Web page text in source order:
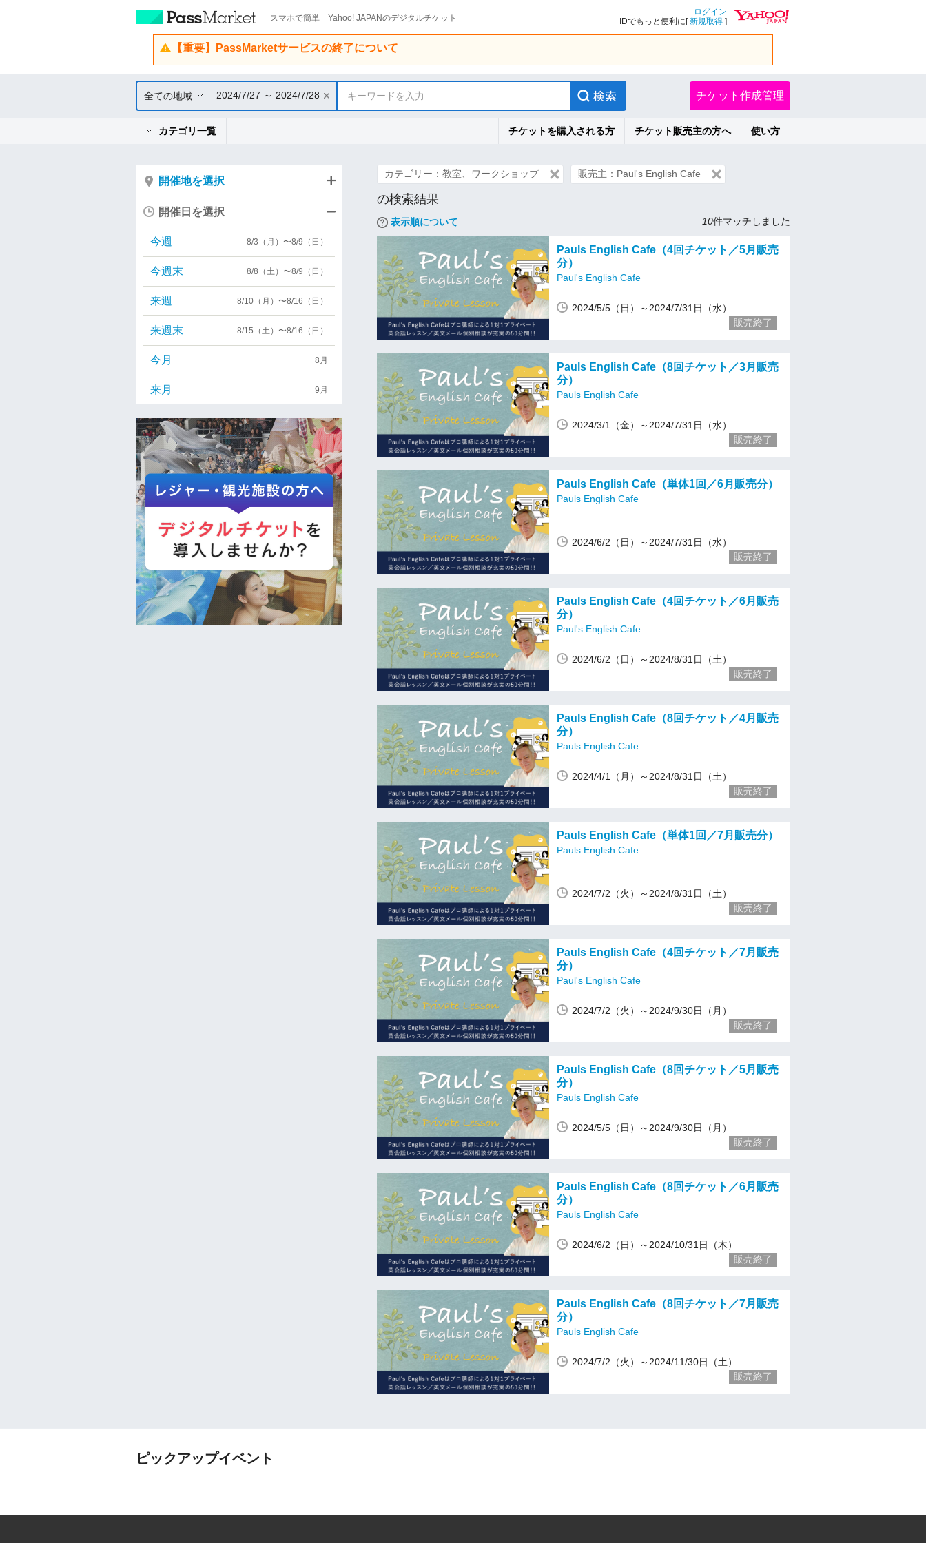
スマホで簡単 Yahoo! JAPANのデジタルチケット
ログイン
IDでもっと便利に[新規取得 ]
【重要】PassMarketサービスの終了について
全ての地域 2024/7/27 ～ 2024/7/28 キーワードを入力 チケット作成管理
カテゴリ一覧 チケットを購入される方 チケット販売主の方へ 使い方
カテゴリー：教室、ワークショップ 販売主：Paul's English Cafe
の検索結果
表示順について 10件マッチしました
Pauls English Cafe（4回チケット／5月販売
分）
Paul's English Cafe
2024/5/5（日）～2024/7/31日（水）
販売終了
Pauls English Cafe（8回チケット／3月販売
分）
Pauls English Cafe
2024/3/1（金）～2024/7/31日（水）
販売終了
Pauls English Cafe（単体1回／6月販売分）
Pauls English Cafe
2024/6/2（日）～2024/7/31日（水）
販売終了
Pauls English Cafe（4回チケット／6月販売
分）
Paul's English Cafe
2024/6/2（日）～2024/8/31日（土）
販売終了
Pauls English Cafe（8回チケット／4月販売
分）
Pauls English Cafe
2024/4/1（月）～2024/8/31日（土）
販売終了
Pauls English Cafe（単体1回／7月販売分）
Pauls English Cafe
2024/7/2（火）～2024/8/31日（土）
販売終了
Pauls English Cafe（4回チケット／7月販売
分）
Paul's English Cafe
2024/7/2（火）～2024/9/30日（月）
販売終了
Pauls English Cafe（8回チケット／5月販売
分）
Pauls English Cafe
2024/5/5（日）～2024/9/30日（月）
販売終了
Pauls English Cafe（8回チケット／6月販売
分）
Pauls English Cafe
2024/6/2（日）～2024/10/31日（木）
販売終了
Pauls English Cafe（8回チケット／7月販売
分）
Pauls English Cafe
2024/7/2（火）～2024/11/30日（土）
販売終了
開催地を選択
開催日を選択
今週 8/3（月）〜8/9（日）
今週末 8/8（土）〜8/9（日）
来週 8/10（月）〜8/16（日）
来週末 8/15（土）〜8/16（日）
今月 8月
来月 9月
ピックアップイベント